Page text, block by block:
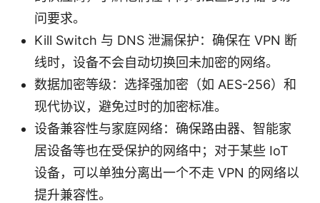
问要求。
Kill Switch 与 DNS 泄漏保护：确保在 VPN 断
线时，设备不会自动切换回未加密的网络。
数据加密等级：选择强加密（如 AES-256）和
现代协议，避免过时的加密标准。
设备兼容性与家庭网络：确保路由器、智能家
居设备等也在受保护的网络中；对于某些 IoT
设备，可以单独分离出一个不走 VPN 的网络以
提升兼容性。